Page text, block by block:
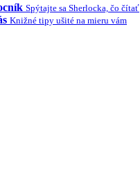
Spýtajte sa Sherlocka, čo čítať
Knižné tipy ušité na mieru vám